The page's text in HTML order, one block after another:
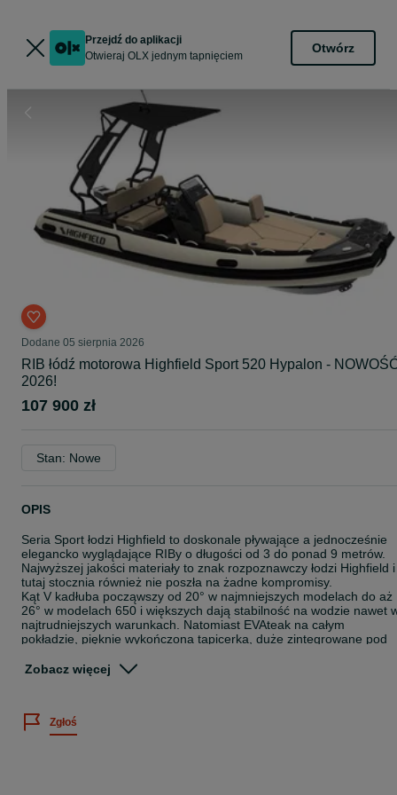
Przejdź do aplikacji
Otwieraj OLX jednym tapnięciem
Otwórz
Dodane 05 sierpnia 2026
RIB łódź motorowa Highfield Sport 520 Hypalon -
2026!
107 900 zł
Stan: Nowe
OPIS
Seria Sport łodzi Highfield to doskonale pływające a jednocześnie
elegancko wyglądające RIBy o długości od 3 do ponad 9 metrów.
Najwyższej jakości materiały to znak rozpoznawczy łodzi Highfield i
tutaj stocznia również nie poszła na żadne kompromisy.
Kąt V kadłuba począwszy od 20° w najmniejszych modelach do aż
26° w modelach 650 i większych dają stabilność na wodzie nawet
najtrudniejszych warunkach. Natomiast EVAteak na całym
pokładzie, pięknie wykończona tapicerka, duże zintegrowane pod
modelach pozwolą czerpać maximum przyjemności na wodzie.
przysporzyć większych kłopotów. Wszystkie łodzie wyposażone są
także w uszy na zawiesia umożliwiające łatwe wyciąganie łodzi za
Zobacz więcej
Zgłoś